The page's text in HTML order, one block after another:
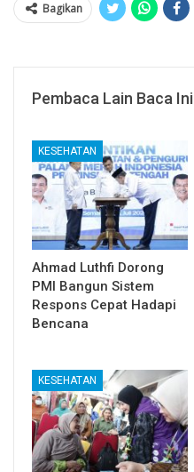
Bagikan
Pembaca Lain Baca Ini
KESEHATAN
Ahmad Luthfi Dorong
PMI Bangun Sistem
Respons Cepat Hadapi
Bencana
KESEHATAN